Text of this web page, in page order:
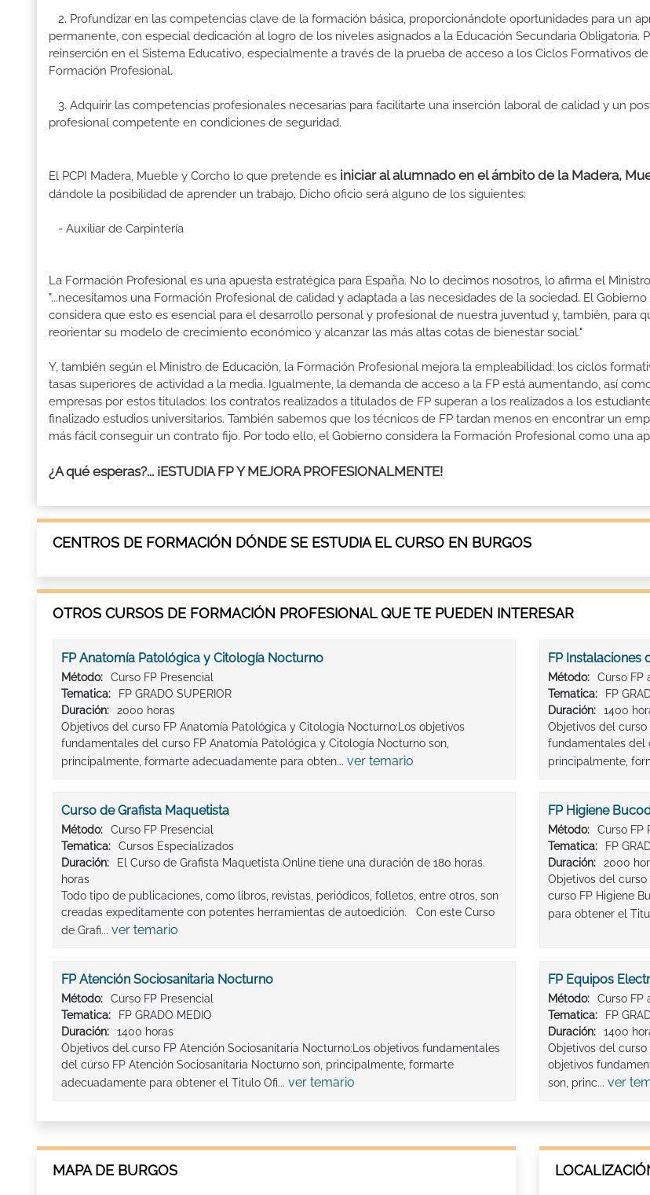
2. Profundizar en las competencias clave de la formación básica, proporcionándote oportunidades para un
permanente, con especial dedicación al logro de los niveles asignados a la Educación Secundaria Obligatoria.
reinserción en el Sistema Educativo, especialmente a través de la prueba de acceso a los Ciclos Formativos
Formación Profesional.
3. Adquirir las competencias profesionales necesarias para facilitarte una inserción laboral de calidad y un
profesional competente en condiciones de seguridad.
El PCPI Madera, Mueble y Corcho lo que pretende es iniciar al alumnado en el ámbito de la Madera,
dándole la posibilidad de aprender un trabajo. Dicho oficio será alguno de los siguientes:
- Auxiliar de Carpintería
La Formación Profesional es una apuesta estratégica para España. No lo decimos nosotros, lo afirma el
"...necesitamos una Formación Profesional de calidad y adaptada a las necesidades de la sociedad. El Gobierno
considera que esto es esencial para el desarrollo personal y profesional de nuestra juventud y, también, para
reorientar su modelo de crecimiento económico y alcanzar las más altas cotas de bienestar social."
Y, también según el Ministro de Educación, la Formación Profesional mejora la empleabilidad: los ciclos
tasas superiores de actividad a la media. Igualmente, la demanda de acceso a la FP está aumentando, así
empresas por estos titulados: los contratos realizados a titulados de FP superan a los realizados a los
finalizado estudios universitarios. También sabemos que los técnicos de FP tardan menos en encontrar un
más fácil conseguir un contrato fijo. Por todo ello, el Gobierno considera la Formación Profesional como una
¿A qué esperas?... ¡ESTUDIA FP Y MEJORA PROFESIONALMENTE!
CENTROS DE FORMACIÓN DÓNDE SE ESTUDIA EL CURSO EN BURGOS
OTROS CURSOS DE FORMACIÓN PROFESIONAL QUE TE PUEDEN INTERESAR
FP Anatomía Patológica y Citología Nocturno
Método:
Curso FP Presencial
Tematica:
FP GRADO SUPERIOR
Duración:
2000 horas
Objetivos del curso FP Anatomía Patológica y Citología Nocturno:Los objetivos
fundamentales del curso FP Anatomía Patológica y Citología Nocturno son,
principalmente, formarte adecuadamente para obten... ver temario
FP Instalaciones
Método:
Curso FP
Tematica:
FP
Duración:
1400
Objetivos del curso
fundamentales del
principalmente,
Curso de Grafista Maquetista
Método:
Curso FP Presencial
Tematica:
Cursos Especializados
Duración:
El Curso de Grafista Maquetista Online tiene una duración de 180 horas.
horas
Todo tipo de publicaciones, como libros, revistas, periódicos, folletos, entre otros, son
creadas expeditamente con potentes herramientas de autoedición. Con este Curso
de Grafi... ver temario
FP Higiene
Método:
Curso FP
Tematica:
FP
Duración:
2000
Objetivos del
curso FP Higiene
para obtener el
FP Atención Sociosanitaria Nocturno
Método:
Curso FP Presencial
Tematica:
FP GRADO MEDIO
Duración:
1400 horas
Objetivos del curso FP Atención Sociosanitaria Nocturno:Los objetivos fundamentales
del curso FP Atención Sociosanitaria Nocturno son, principalmente, formarte
adecuadamente para obtener el Titulo Ofi... ver temario
FP Equipos
Método:
Curso FP
Tematica:
FP
Duración:
1400
Objetivos del
objetivos
son, princ... ver
MAPA DE BURGOS